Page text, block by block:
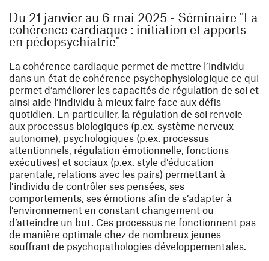
Du 21 janvier au 6 mai 2025 - Séminaire "La
cohérence cardiaque : initiation et apports
en pédopsychiatrie"
La cohérence cardiaque permet de mettre l’individu
dans un état de cohérence psychophysiologique ce qui
permet d’améliorer les capacités de régulation de soi et
ainsi aide l’individu à mieux faire face aux défis
quotidien. En particulier, la régulation de soi renvoie
aux processus biologiques (p.ex. système nerveux
autonome), psychologiques (p.ex. processus
attentionnels, régulation émotionnelle, fonctions
exécutives) et sociaux (p.ex. style d’éducation
parentale, relations avec les pairs) permettant à
l’individu de contrôler ses pensées, ses
comportements, ses émotions afin de s’adapter à
l’environnement en constant changement ou
d’atteindre un but. Ces processus ne fonctionnent pas
de manière optimale chez de nombreux jeunes
souffrant de psychopathologies développementales.